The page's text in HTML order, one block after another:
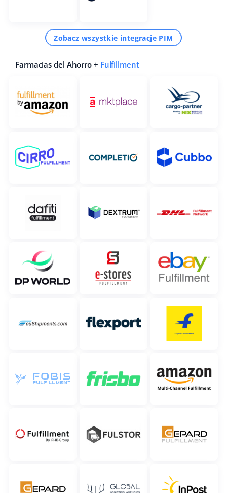
Zobacz wszystkie integracje PIM
Farmacias del Ahorro + Fulfillment